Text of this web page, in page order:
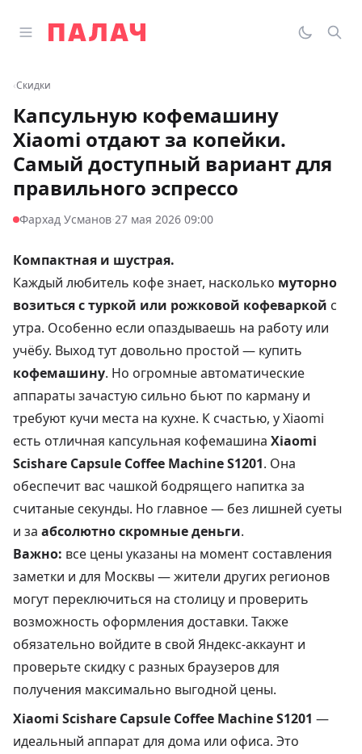
Открыть главное меню
Палач
‹Скидки
Капсульную кофемашину
Xiaomi отдают за копейки.
Самый доступный вариант для
правильного эспрессо
Фархад Усманов·27 мая 2026 09:00
Компактная и шустрая.
Каждый любитель кофе знает, насколько муторно
возиться с туркой или рожковой кофеваркой с
утра. Особенно если опаздываешь на работу или
учёбу. Выход тут довольно простой — купить
кофемашину. Но огромные автоматические
аппараты зачастую сильно бьют по карману и
требуют кучи места на кухне. К счастью, у Xiaomi
есть отличная капсульная кофемашина Xiaomi
Scishare Capsule Coffee Machine S1201. Она
обеспечит вас чашкой бодрящего напитка за
считаные секунды. Но главное — без лишней суеты
и за абсолютно скромные деньги.
Важно: все цены указаны на момент составления
заметки и для Москвы — жители других регионов
могут переключиться на столицу и проверить
возможность оформления доставки. Также
обязательно войдите в свой Яндекс-аккаунт и
проверьте скидку с разных браузеров для
получения максимально выгодной цены.
Xiaomi Scishare Capsule Coffee Machine S1201 —
идеальный аппарат для дома или офиса. Это